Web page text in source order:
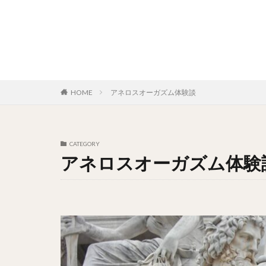
HOME アネロスオーガズム体験談
CATEGORY
アネロスオーガズム体験